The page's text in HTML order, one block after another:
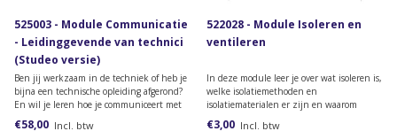
525003 - Module Communicatie
- Leidinggevende van technici
(Studeo versie)
Ben jij werkzaam in de techniek of heb je
bijna een technische opleiding afgerond?
En wil je leren hoe je communiceert met
een team binnen een technisch bedrijf?
Bestel dan deze online module van de
€58,00 Incl. btw
522028 - Module Isoleren en
ventileren
In deze module leer je over wat isoleren is,
welke isolatiemethoden en
isolatiematerialen er zijn en waarom
ventileren zo belangrijk is.
€3,00 Incl. btw